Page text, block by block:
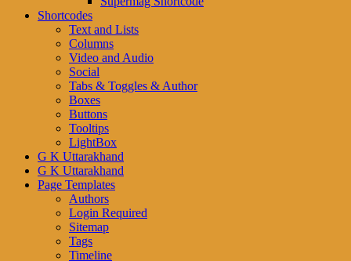
Shortcodes
Text and Lists
Columns
Video and Audio
Social
Tabs & Toggles & Author
Boxes
Buttons
Tooltips
LightBox
G K Uttarakhand
G K Uttarakhand
Page Templates
Authors
Login Required
Sitemap
Tags
Timeline